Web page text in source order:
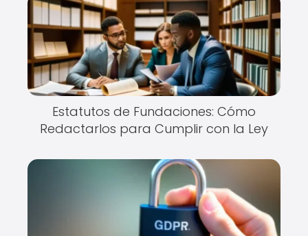
Estatutos de Fundaciones: Cómo
Redactarlos para Cumplir con la Ley